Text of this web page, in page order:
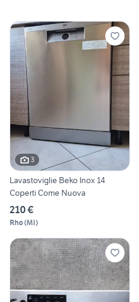
3
Lavastoviglie Beko Inox 14
Coperti Come Nuova
210 €
Rho(MI)